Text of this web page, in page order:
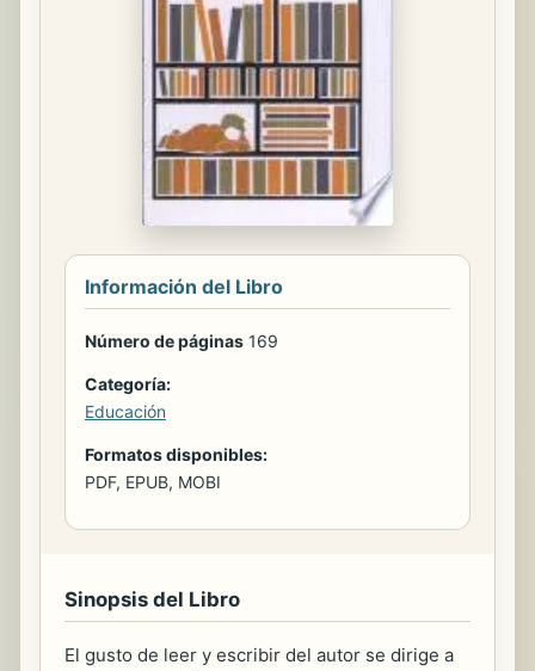
Información del Libro
Número de páginas 169
Categoría:
Educación
Formatos disponibles:
PDF, EPUB, MOBI
Sinopsis del Libro
El gusto de leer y escribir del autor se dirige a